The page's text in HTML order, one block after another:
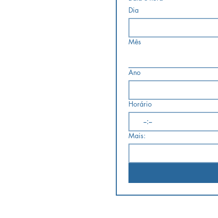
Dia
Mês
Ano
Horário
:
Mais: